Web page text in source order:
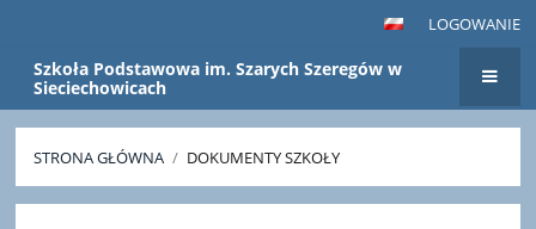
LOGOWANIE
Szkoła Podstawowa im. Szarych Szeregów w
Sieciechowicach
STRONA GŁÓWNA / DOKUMENTY SZKOŁY